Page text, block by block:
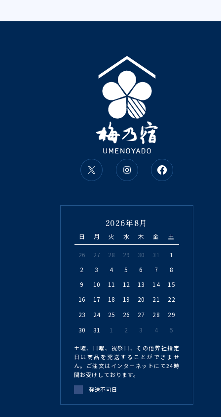
2026年8月
日 月 火 水 木 金 土
26 27 28 29 30 31
1
2
3 4 5 6 7
8
9
10 11 12 13 14
15
16
17 18 19 20 21
22
23
24 25 26 27 28
29
30
31 1 2 3 4 5
土曜、日曜、祝祭日、その他弊社指定
日は商品を発送することができませ
ん。ご注文はインターネットにて24時
間お受けしております。
発送不可日